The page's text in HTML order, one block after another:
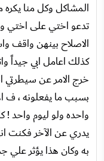
المشاكل وكل منا يكره
تدعو اختي على اختي
الاصلاح بينهن
كذلك اعامل ابي جيداً
خرج الامر عن سيطرتي
بسبب ما يفعلونه ، ف
واحده ولو ليوم واحد
يدري عن الآخر فكنت
به وكان هذا يؤثر